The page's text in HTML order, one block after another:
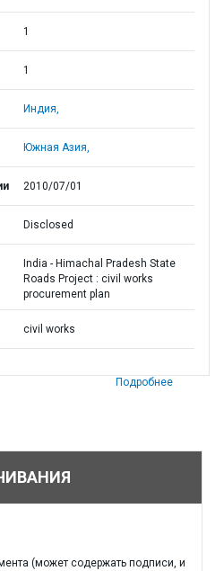
1
1
Индия,
Южная Азия,
2010/07/01
Disclosed
India - Himachal Pradesh State
Roads Project : civil works
procurement plan
civil works
Подробнее
(может содержать подписи, и